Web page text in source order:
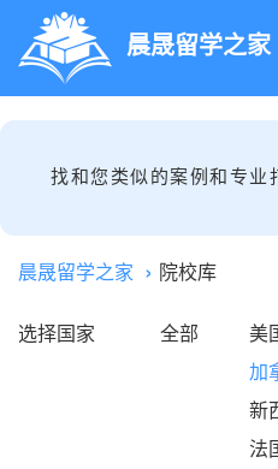
晨晟留学之家
找和您类似的案例和专业
晨晟留学之家 院校库
选择国家 全部 美
加
新
法